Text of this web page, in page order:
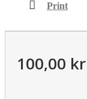
Print
100,00 kr